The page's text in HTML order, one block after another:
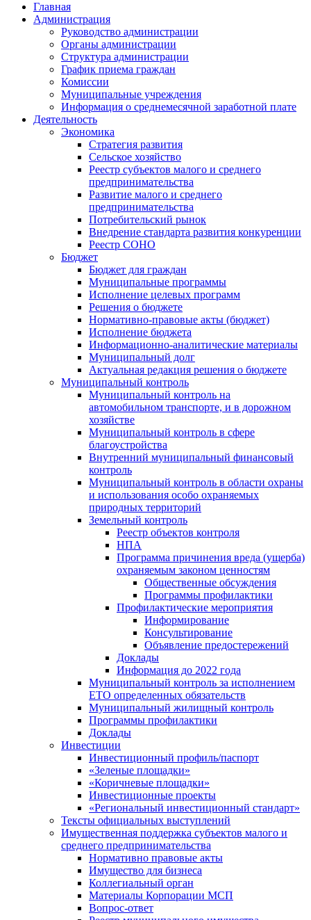
Главная
Администрация
Руководство администрации
Органы администрации
Структура администрации
График приема граждан
Комиссии
Муниципальные учреждения
Информация о среднемесячной заработной плате
Деятельность
Экономика
Стратегия развития
Сельское хозяйство
Реестр субъектов малого и среднего
предпринимательства
Развитие малого и среднего
предпринимательства
Потребительский рынок
Внедрение стандарта развития конкуренции
Реестр СОНО
Бюджет
Бюджет для граждан
Муниципальные программы
Исполнение целевых программ
Решения о бюджете
Нормативно-правовые акты (бюджет)
Исполнение бюджета
Информационно-аналитические материалы
Муниципальный долг
Актуальная редакция решения о бюджете
Муниципальный контроль
Муниципальный контроль на
автомобильном транспорте, и в дорожном
хозяйстве
Муниципальный контроль в сфере
благоустройства
Внутренний муниципальный финансовый
контроль
Муниципальный контроль в области охраны
и использования особо охраняемых
природных территорий
Земельный контроль
Реестр объектов контроля
НПА
Программа причинения вреда (ущерба)
охраняемым законом ценностям
Общественные обсуждения
Программы профилактики
Профилактические мероприятия
Информирование
Консультирование
Объявление предостережений
Доклады
Информация до 2022 года
Муниципальный контроль за исполнением
ЕТО определенных обязательств
Муниципальный жилищный контроль
Программы профилактики
Доклады
Инвестиции
Инвестиционный профиль/паспорт
«Зеленые площадки»
«Коричневые площадки»
Инвестиционные проекты
«Региональный инвестиционный стандарт»
Тексты официальных выступлений
Имущественная поддержка субъектов малого и
среднего предпринимательства
Нормативно правовые акты
Имущество для бизнеса
Коллегиальный орган
Материалы Корпорации МСП
Вопрос-ответ